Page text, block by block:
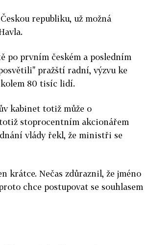
republiku, už možná
po prvním českém a posledním
pražští radní, výzvu ke
kolem 80 tisíc lidí.
kabinet totiž může o
stoprocentním akcionářem
vlády řekl, že ministři se
krátce. Nečas zdůraznil, že jméno
chce postupovat se souhlasem